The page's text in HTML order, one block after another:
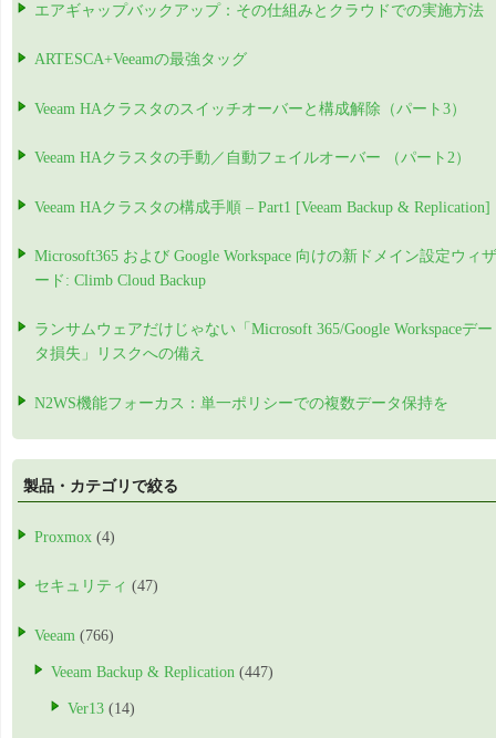
エアギャップバックアップ：その仕組みとクラウドでの実施方法
ARTESCA+Veeamの最強タッグ
Veeam HAクラスタのスイッチオーバーと構成解除（パート3）
Veeam HAクラスタの手動／自動フェイルオーバー （パート2）
Veeam HAクラスタの構成手順 – Part1 [Veeam Backup & Replication]
Microsoft365 および Google Workspace 向けの新ドメイン設定ウィザ
ード: Climb Cloud Backup
ランサムウェアだけじゃない「Microsoft 365/Google Workspaceデー
タ損失」リスクへの備え
N2WS機能フォーカス：単一ポリシーでの複数データ保持を
製品・カテゴリで絞る
Proxmox (4)
セキュリティ (47)
Veeam (766)
Veeam Backup & Replication (447)
Ver13 (14)